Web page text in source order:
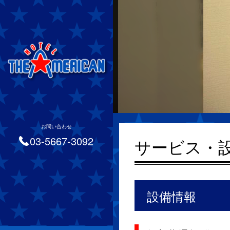
お問い合わせ
03-5667-3092 サービス・
設備情報